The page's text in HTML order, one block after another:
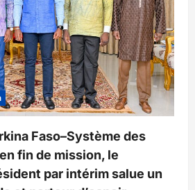
Faso–Système des
fin de mission, le
par intérim salue un